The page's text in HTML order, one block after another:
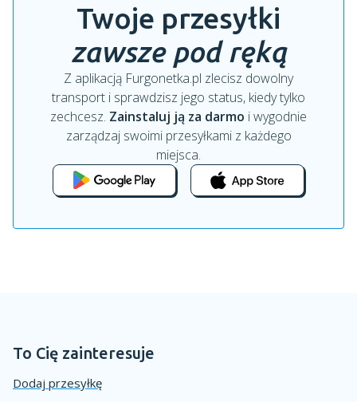
Twoje przesyłki
zawsze pod ręką
Z aplikacją Furgonetka.pl zlecisz dowolny
transport i sprawdzisz jego status, kiedy tylko
zechcesz. Zainstaluj ją za darmo i wygodnie
zarządzaj swoimi przesyłkami z każdego
miejsca.
To Cię zainteresuje
Dodaj przesyłkę